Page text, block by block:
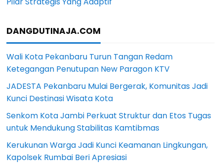
DANGDUTINAJA.COM
Wali Kota Pekanbaru Turun Tangan Redam
Ketegangan Penutupan New Paragon KTV
JADESTA Pekanbaru Mulai Bergerak, Komunitas Jadi
Kunci Destinasi Wisata Kota
Senkom Kota Jambi Perkuat Struktur dan Etos Tugas
untuk Mendukung Stabilitas Kamtibmas
Kerukunan Warga Jadi Kunci Keamanan Lingkungan,
Kapolsek Rumbai Beri Apresiasi